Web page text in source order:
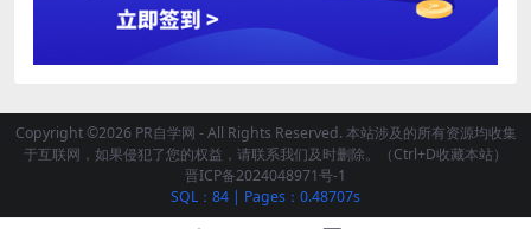
Copyright ©2026 PR自学网 - All Rights Reserved. 本站涉及的所有资源均收集
于互联网，如果侵犯了您的权益，请联系我们及时删除。（Ctrl+D收藏本站）
晋ICP备2024048971号-1
SQL：84 | Pages：0.48707s